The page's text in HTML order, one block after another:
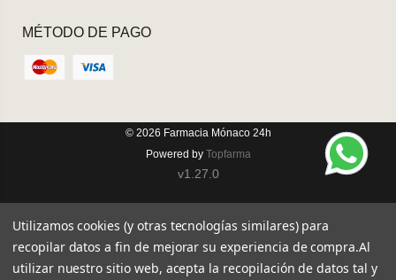
MÉTODO DE PAGO
© 2026 Farmacia Mónaco 24h
Powered by Topfarma
v1.27.0
Utilizamos cookies (y otras tecnologías similares) para
recopilar datos a fin de mejorar su experiencia de compra.Al
utilizar nuestro sitio web, acepta la recopilación de datos tal y